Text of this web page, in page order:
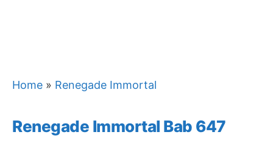
Home » Renegade Immortal
Renegade Immortal Bab 647